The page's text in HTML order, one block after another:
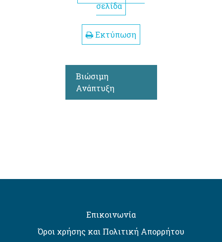
σελίδα
Εκτύπωση
Βιώσιμη
Ανάπτυξη
Επικοινωνία
Όροι χρήσης και Πολιτική Απορρήτου